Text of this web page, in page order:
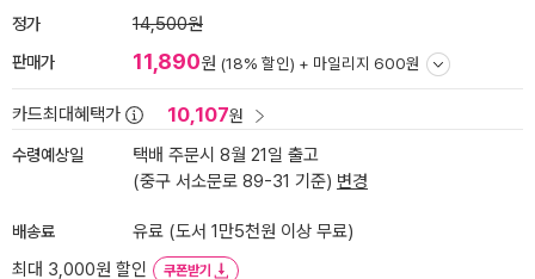
정가 14,500원
판매가 11,890원 (18% 할인) + 마일리지 600원
카드최대혜택가 10,107원
수령예상일
택배 주문시 8월 21일 출고
(중구 서소문로 89-31 기준) 변경
배송료
유료 (도서 1만5천원 이상 무료)
최대 3,000원 할인
쿠폰받기